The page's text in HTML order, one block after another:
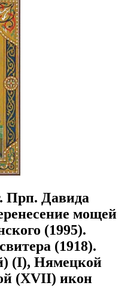
Прп. Давида
мощей
(1995).
(1918).
(I), Нямецкой
(XVII) икон